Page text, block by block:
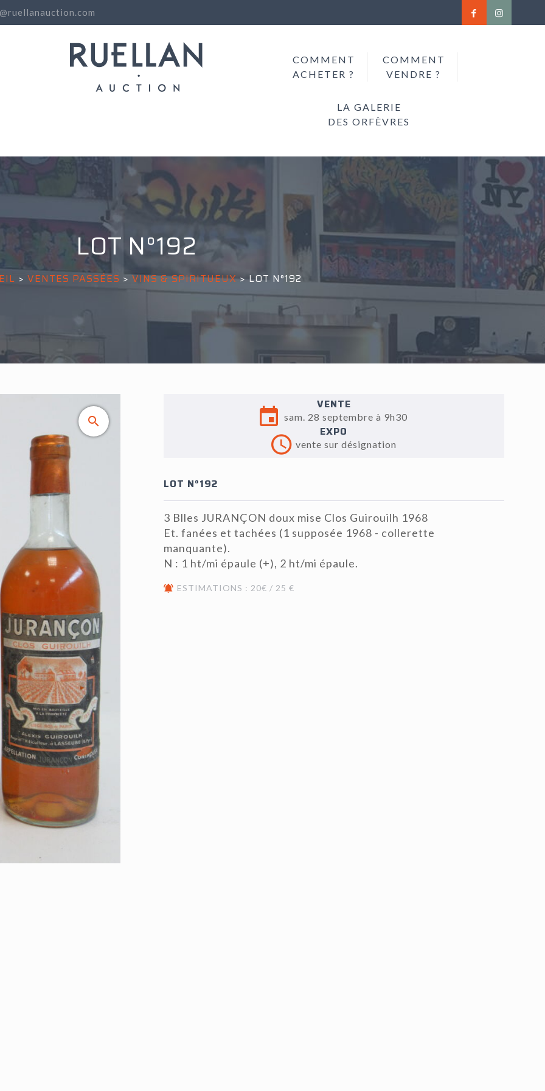
COMMENT
ACHETER ?
COMMENT
VENDRE ?
LA GALERIE
DES ORFÈVRES
LOT N°192
> VENTES PASSÉES >VINS & SPIRITUEUX>LOT N°192
VENTE
sam. 28 septembre à 9h30
EXPO
vente sur désignation
LOT N°192
3 Blles JURANÇON doux mise Clos Guirouilh 1968
Et. fanées et tachées (1 supposée 1968 - collerette
manquante).
N : 1 ht/mi épaule (+), 2 ht/mi épaule.
ESTIMATIONS : 20€ / 25 €